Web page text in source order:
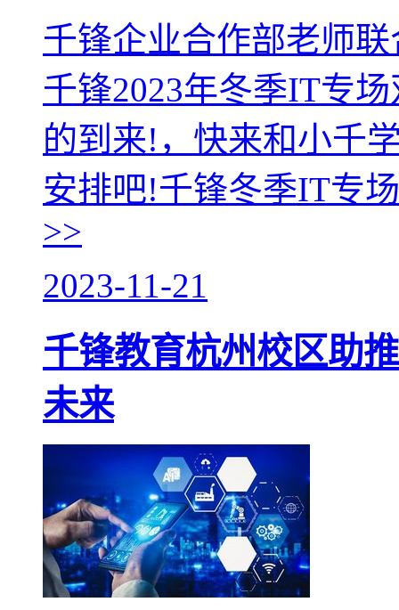
千锋企业合作部老师
千锋2023年冬季IT专
的到来!，快来和小千
安排吧!千锋冬季IT专
>>
2023-11-21
千锋教育杭州校区助
未来